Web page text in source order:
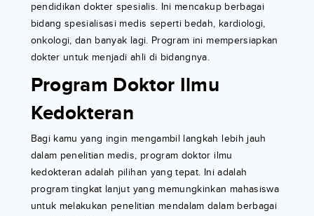
pendidikan dokter spesialis. Ini mencakup berbagai
bidang spesialisasi medis seperti bedah, kardiologi,
onkologi, dan banyak lagi. Program ini mempersiapkan
dokter untuk menjadi ahli di bidangnya.
Program Doktor Ilmu
Kedokteran
Bagi kamu yang ingin mengambil langkah lebih jauh
dalam penelitian medis, program doktor ilmu
kedokteran adalah pilihan yang tepat. Ini adalah
program tingkat lanjut yang memungkinkan mahasiswa
untuk melakukan penelitian mendalam dalam berbagai